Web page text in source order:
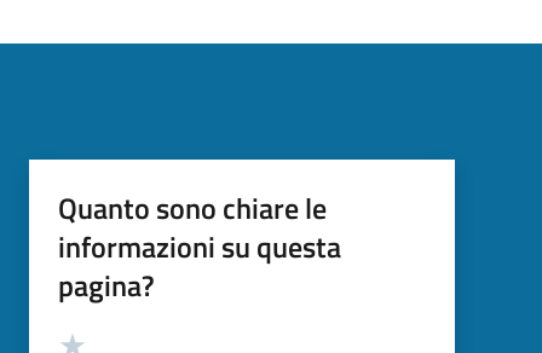
Quanto sono chiare le
informazioni su questa
pagina?
Valutazione